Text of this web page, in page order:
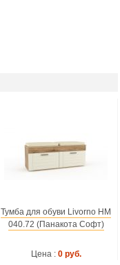
Тумба для обуви Livorno НМ
040.72 (Панакота Софт)
Цена : 0 руб.